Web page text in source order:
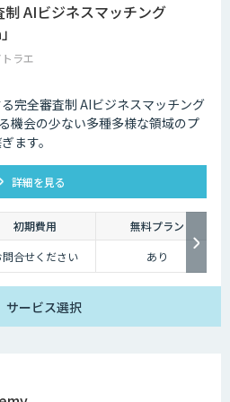
制 AIビジネスマッチング
ラエ
完全審査制 AIビジネスマッチング
機会の少ない多種多様な領域のプ
ます。
詳細を見る
初期費用
無料プラン
問合せください あり
サービス選択